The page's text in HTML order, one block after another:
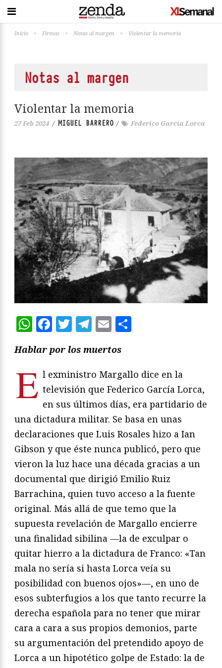
Inicio > Firmas > Notas al margen > Violentar la memoria
Notas al margen
Violentar la memoria
27 Feb 2024 / MIGUEL BARRERO / Federico García Lorca
WhatsApp
Facebook
Twitter
Telegram
Email
Hablar por los muertos
E l exministro Margallo dice en la
televisión que Federico García Lorca,
en sus últimos días, era partidario de
una dictadura militar. Se basa en unas
declaraciones que Luis Rosales hizo a Ian
Gibson y que éste nunca publicó, pero que
vieron la luz hace una década gracias a un
documental que dirigió Emilio Ruiz
Barrachina, quien tuvo acceso a la fuente
original. Más allá de que temo que la
supuesta revelación de Margallo encierre
una finalidad sibilina —la de exculpar o
quitar hierro a la dictadura de Franco: «Tan
mala no sería si hasta Lorca veía su
posibilidad con buenos ojos»—, en uno de
esos subterfugios a los que tanto recurre la
derecha española para no tener que mirar
cara a cara a sus propios demonios, parte
su argumentación del pretendido apoyo de
Lorca a un hipotético golpe de Estado: la de